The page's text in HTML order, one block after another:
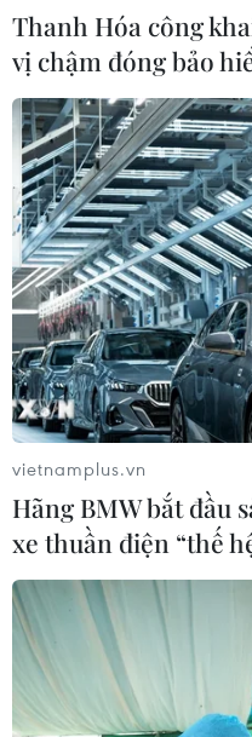
Thanh Hóa công
vị chậm đóng bảo
vietnamplus.vn
Hãng BMW bắt đầu
xe thuần điện “thế